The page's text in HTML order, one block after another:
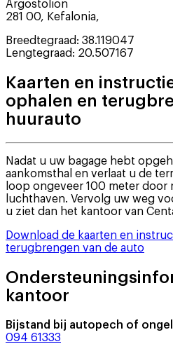
Argostolion
281 00, Kefalonia,
Breedtegraad: 38.119047
Lengtegraad: 20.507167
Kaarten en
ophalen en
huurauto
Nadat u uw bagage hebt
aankomsthal en verlaat u de
loop ongeveer 100 meter door
luchthaven. Vervolg uw weg
u ziet dan het kantoor van
Download de kaarten en
terugbrengen van de auto
kantoor
Bijstand bij autopech of
094 61333